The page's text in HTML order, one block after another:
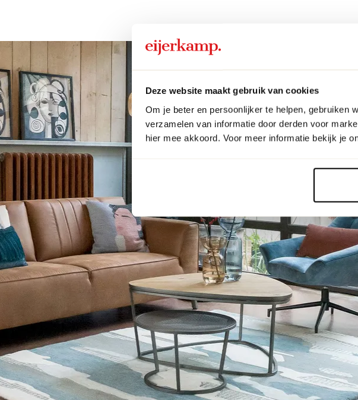
Deze website maakt gebruik van cookies
Om je beter en persoonlijker te helpen, gebruiken
verzamelen van informatie door derden voor
hier mee akkoord. Voor meer informatie bekijk je